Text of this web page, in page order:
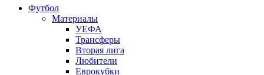
Футбол
Материалы
УЕФА
Трансферы
Вторая лига
Любители
Еврокубки